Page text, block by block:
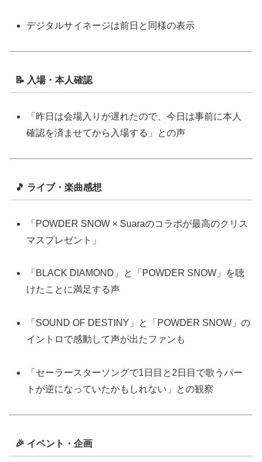
デジタルサイネージは前日と同様の表示
📝 入場・本人確認
「昨日は会場入りが遅れたので、今日は事前に本人
確認を済ませてから入場する」との声
🎵 ライブ・楽曲感想
「POWDER SNOW × Suaraのコラボが最高のクリス
マスプレゼント」
「BLACK DIAMOND」と「POWDER SNOW」を聴
けたことに満足する声
「SOUND OF DESTINY」と「POWDER SNOW」の
イントロで感動して声が出たファンも
「セーラースターソングで1日目と2日目で歌うパー
トが逆になっていたかもしれない」との観察
🎉 イベント・企画